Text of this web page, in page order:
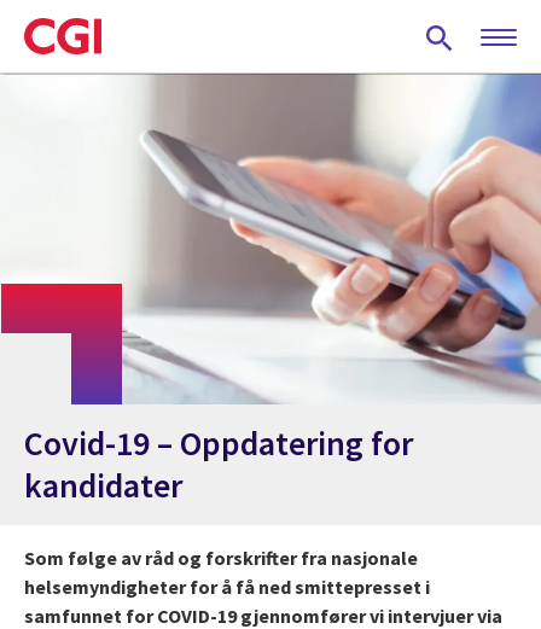
Skip
to
main
Covid-19 – Oppdatering for
kandidater
Som følge av råd og forskrifter fra nasjonale
helsemyndigheter for å få ned smittepresset i
samfunnet for COVID-19 gjennomfører vi intervjuer via